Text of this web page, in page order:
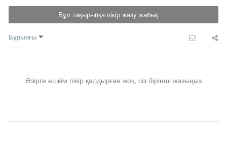
Бұл тақырыпқа пікір жазу жабық
Бұрынғы
Әзірге ешкім пікір қалдырған жоқ, сіз бірінші жазыңыз